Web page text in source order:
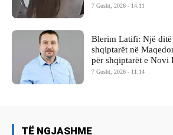
7 Gusht, 2026 - 14:11
Blerim Latifi: Një
shqiptarët në
për shqiptarët e Novi
7 Gusht, 2026 - 11:14
TË NGJASHME